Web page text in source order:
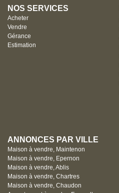
NOS SERVICES
Acheter
Vendre
Gérance
Estimation
ANNONCES PAR VILLE
Maison à vendre, Maintenon
Maison à vendre, Epernon
Maison à vendre, Ablis
Maison à vendre, Chartres
Maison à vendre, Chaudon